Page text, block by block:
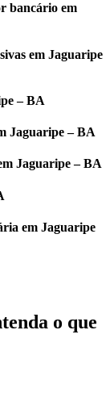
bancário em
em Jaguaripe
– BA
Jaguaripe – BA
Jaguaripe – BA
em Jaguaripe
o que